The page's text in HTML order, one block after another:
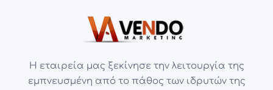
Η εταιρεία μας ξεκίνησε την λειτουργία της
εμπνευσμένη από το πάθος των ιδρυτών της